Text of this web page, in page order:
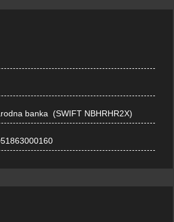
banka (SWIFT NBHRHR2X)